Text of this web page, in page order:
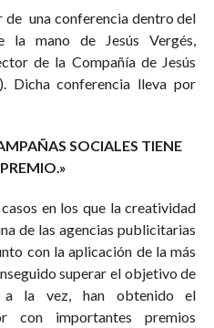
de una conferencia dentro del
la mano de Jesús Vergés,
de la Compañía de Jesús
Dicha conferencia lleva por
SOCIALES TIENE
en los que la creatividad
de las agencias publicitarias
con la aplicación de la más
superar el objetivo de
la vez, han obtenido el
con importantes premios